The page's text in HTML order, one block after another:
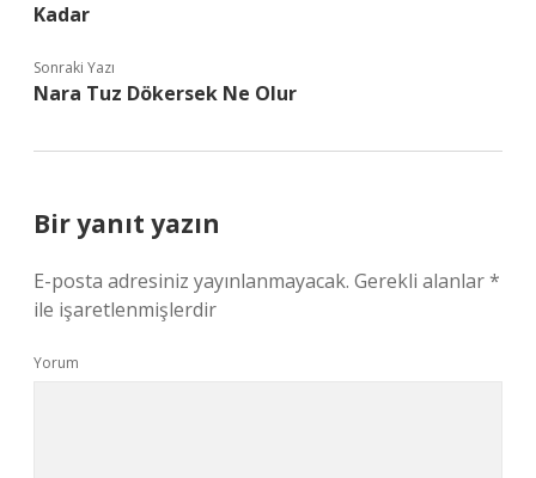
Kadar
Sonraki Yazı
Nara Tuz Dökersek Ne Olur
Bir yanıt yazın
E-posta adresiniz yayınlanmayacak. Gerekli alanlar*
ile işaretlenmişlerdir
Yorum